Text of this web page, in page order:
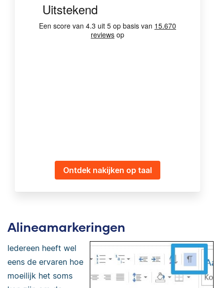
Ontdek nakijken op taal
Alineamarkeringen
Iedereen heeft wel
eens de ervaren hoe
moeilijk het soms